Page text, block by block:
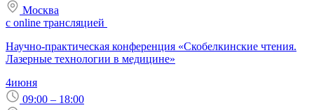
Москва
с online трансляцией
Научно-практическая конференция «Скобелкинские чтения.
Лазерные технологии в медицине»
4июня
09:00 – 18:00